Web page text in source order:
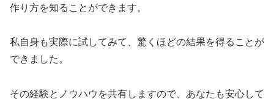
作り方を知ることができます。
私自身も実際に試してみて、驚くほどの結果を得ることが
できました。
その経験とノウハウを共有しますので、あなたも安心して